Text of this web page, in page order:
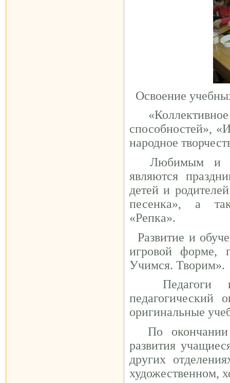
Освоение
«Коллективное
способностей»,
народное
Любимым и
являются
детей и
песенка», а
«Репка».
Развитие и
игровой форме,
Учимся. Творим».
Педагоги
педагогический
оригинальные
По окончании
развития
других
художественном,